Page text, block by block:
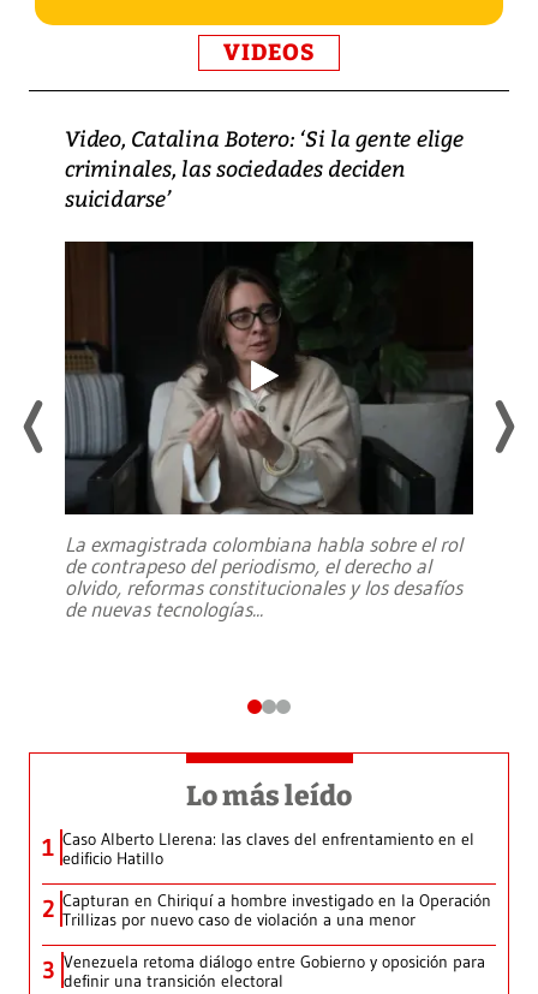
VIDEOS
Video, Catalina Botero: ‘Si la gente elige
criminales, las sociedades deciden
suicidarse’
La exmagistrada colombiana habla sobre el rol
de contrapeso del periodismo, el derecho al
olvido, reformas constitucionales y los desafíos
de nuevas tecnologías...
Lo más leído
1 Caso Alberto Llerena: las claves del enfrentamiento en el
edificio Hatillo
2 Capturan en Chiriquí a hombre investigado en la Operación
Trillizas por nuevo caso de violación a una menor
3 Venezuela retoma diálogo entre Gobierno y oposición para
definir una transición electoral